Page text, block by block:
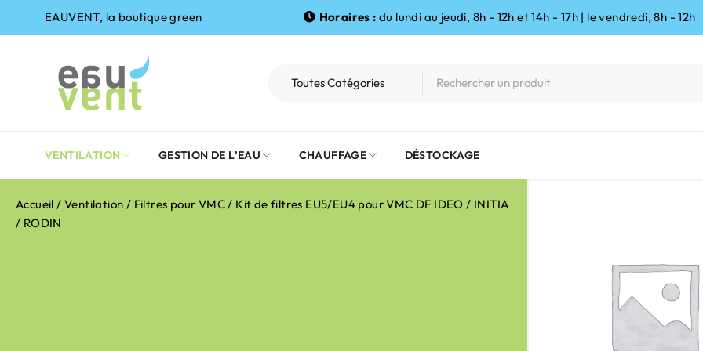
EAUVENT, la boutique green Horaires : du lundi au jeudi, 8h - 12h et 14h - 17h | le vendredi, 8h - 12h
VENTILATION GESTION DE L’EAU CHAUFFAGE DÉSTOCKAGE
Accueil /Ventilation / Filtres pour VMC/ Kit de filtres EU5/EU4 pour VMC DF IDEO / INITIA
/ RODIN